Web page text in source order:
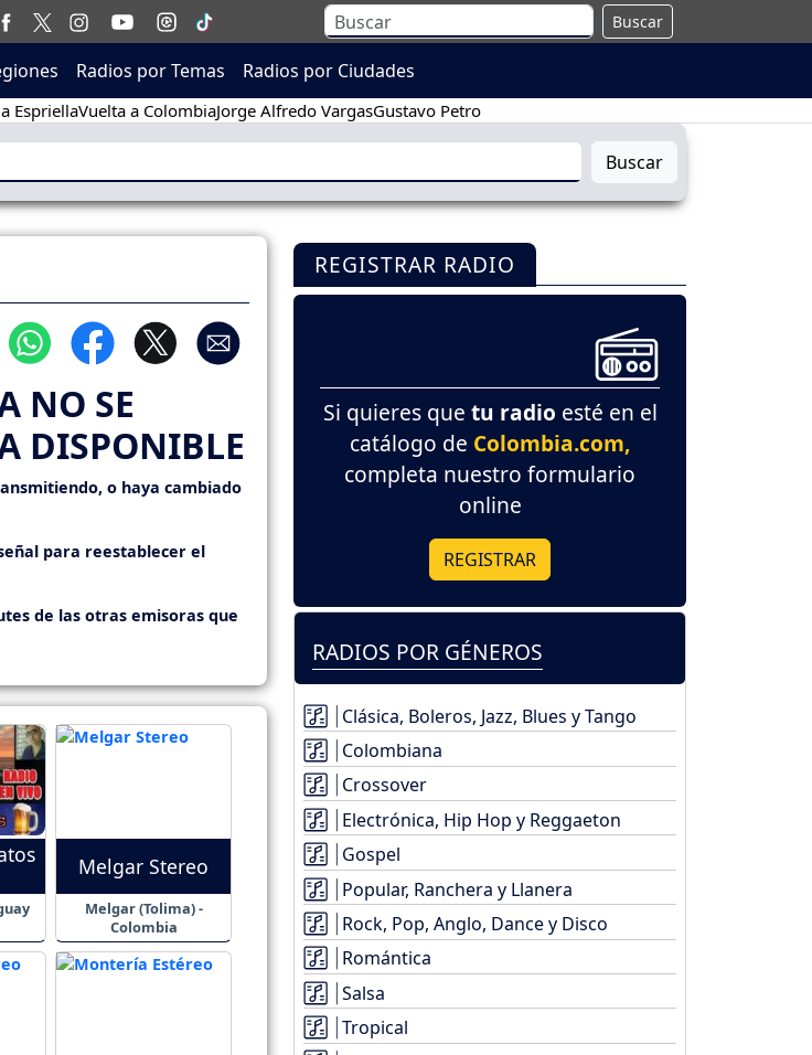
Buscar
Radios por Temas Radios por Ciudades
EspriellaVuelta a ColombiaJorge Alfredo VargasGustavo Petro
Buscar
NO SE
DISPONIBLE
o haya cambiado
para reestablecer el
de las otras emisoras que
Melgar Stereo
Melgar (Tolima) -
Colombia
REGISTRAR RADIO
Si quieres que tu radio esté en el
catálogo de Colombia.com,
completa nuestro formulario
online
REGISTRAR
RADIOS POR GÉNEROS
Clásica, Boleros, Jazz, Blues y Tango
Colombiana
Crossover
Electrónica, Hip Hop y Reggaeton
Gospel
Popular, Ranchera y Llanera
Rock, Pop, Anglo, Dance y Disco
Romántica
Salsa
Tropical